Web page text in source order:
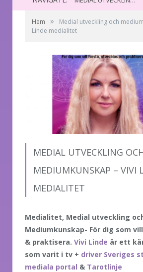
Hem »
Medial utveckling och
Linde medialitet
MEDIAL UTVECKLING
MEDIUMKUNSKAP – VIVI
MEDIALITET
Medialitet, Medial utveckling
Mediumkunskap- För dig som
& praktisera. Vivi Linde är ett
som varit i tv + driver Sveriges
mediala portal & Tarotlinje